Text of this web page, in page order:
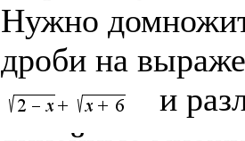
Нужно
дроби на
и